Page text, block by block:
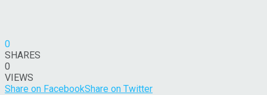
0
SHARES
0
VIEWS
Share on FacebookShare on Twitter